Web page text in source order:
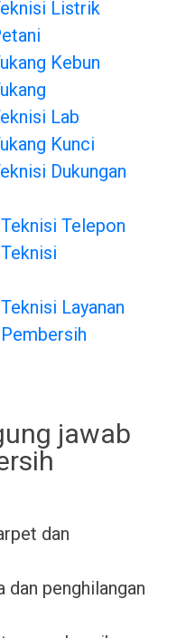
Listrik
Kebun
Lab
Kunci
Dukungan
Telepon
Layanan
jawab
dan
dan penghilangan